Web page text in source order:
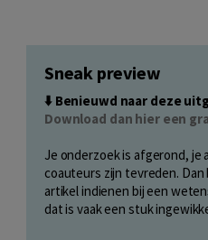
Sneak preview
⬇️ Benieuwd naar deze
Download dan hier een
Je onderzoek is afgerond, je
coauteurs zijn tevreden.
artikel indienen bij een
dat is vaak een stuk